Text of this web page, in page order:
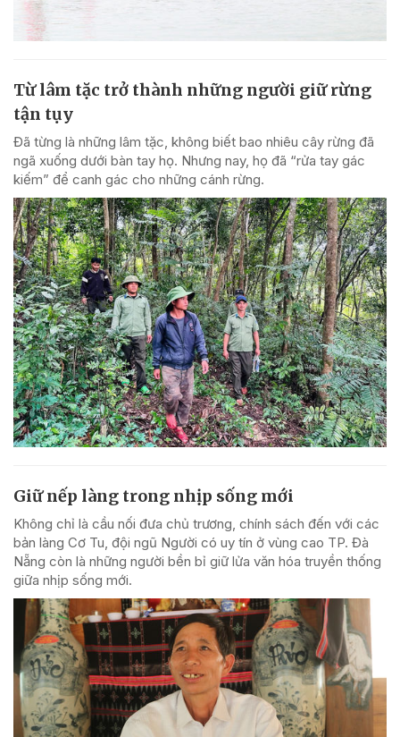
Từ lâm tặc trở thành những người giữ rừng
tận tụy
Đã từng là những lâm tặc, không biết bao nhiêu cây rừng đã
ngã xuống dưới bàn tay họ. Nhưng nay, họ đã “rửa tay gác
kiếm” để canh gác cho những cánh rừng.
Giữ nếp làng trong nhịp sống mới
Không chỉ là cầu nối đưa chủ trương, chính sách đến với các
bản làng Cơ Tu, đội ngũ Người có uy tín ở vùng cao TP. Đà
Nẵng còn là những người bền bỉ giữ lửa văn hóa truyền thống
giữa nhịp sống mới.